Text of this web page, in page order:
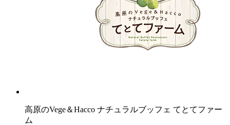
高原のVege＆Hacco ナチュラルブッフェ てとてファー
ム